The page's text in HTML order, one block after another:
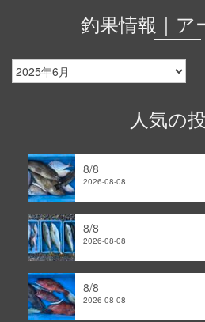
釣果情報｜ア
釣
果
人気の
8/8
2026-08-08
8/8
2026-08-08
8/8
2026-08-08